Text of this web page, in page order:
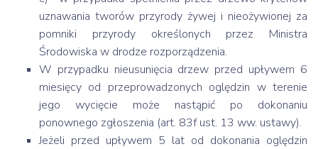
uznawania tworów przyrody żywej i nieożywionej za
pomniki przyrody określonych przez Ministra
Środowiska w drodze rozporządzenia.
W przypadku nieusunięcia drzew przed upływem 6
miesięcy od przeprowadzonych oględzin w terenie
jego wycięcie może nastąpić po dokonaniu
ponownego zgłoszenia (art. 83f ust. 13 ww. ustawy).
Jeżeli przed upływem 5 lat od dokonania oględzin